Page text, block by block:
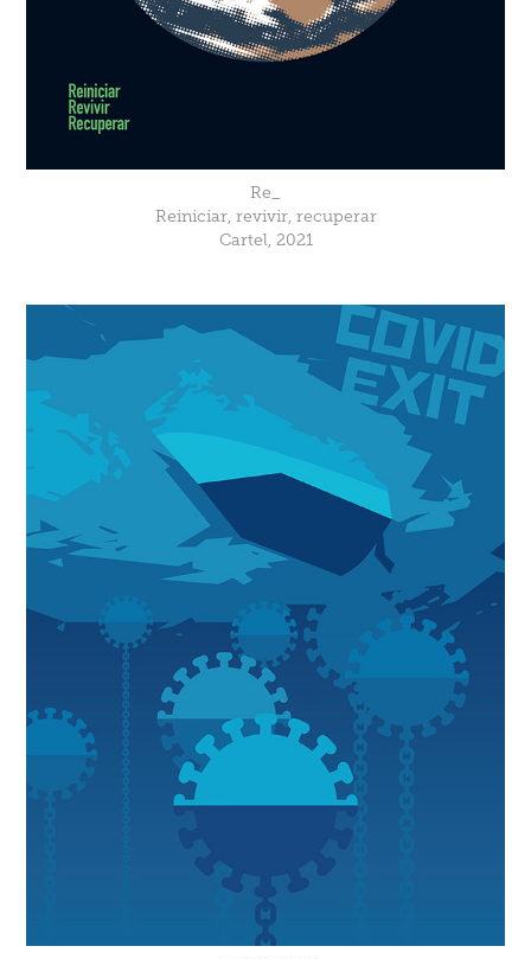
Re_
Reiniciar, revivir, recuperar
Cartel, 2021